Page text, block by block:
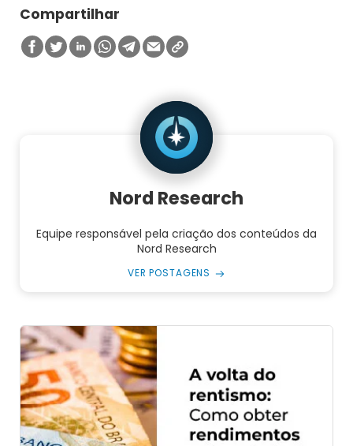
Compartilhar
Nord Research
Equipe responsável pela criação dos conteúdos da
Nord Research
VER POSTAGENS